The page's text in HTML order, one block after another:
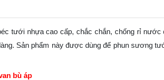
tưới nhựa cao cấp, chắc chắn, chống rỉ nước
Sản phẩm này được dùng để phun sương
bù áp